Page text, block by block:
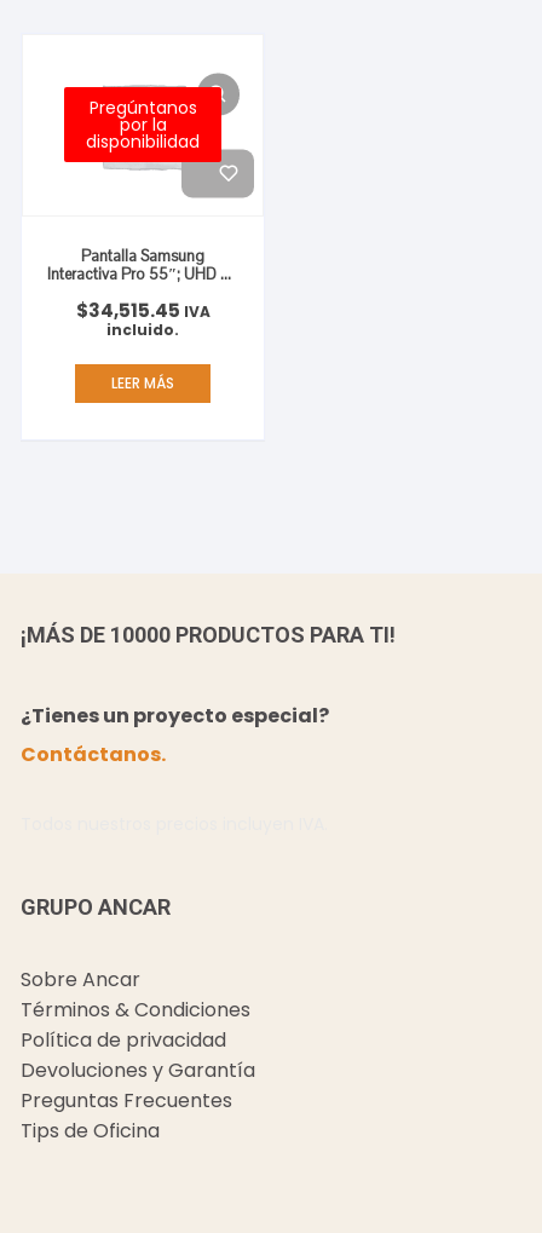
Pregúntanos
por la
disponibilidad
Pantalla Samsung
Interactiva Pro 55″; UHD 4K
$34,515.45 IVA
incluido.
LEER MÁS
¡MÁS DE 10000 PRODUCTOS PARA TI!
¿Tienes un proyecto especial?
Contáctanos.
GRUPO ANCAR
Sobre Ancar
Términos & Condiciones
Política de privacidad
Devoluciones y Garantía
Preguntas Frecuentes
Tips de Oficina